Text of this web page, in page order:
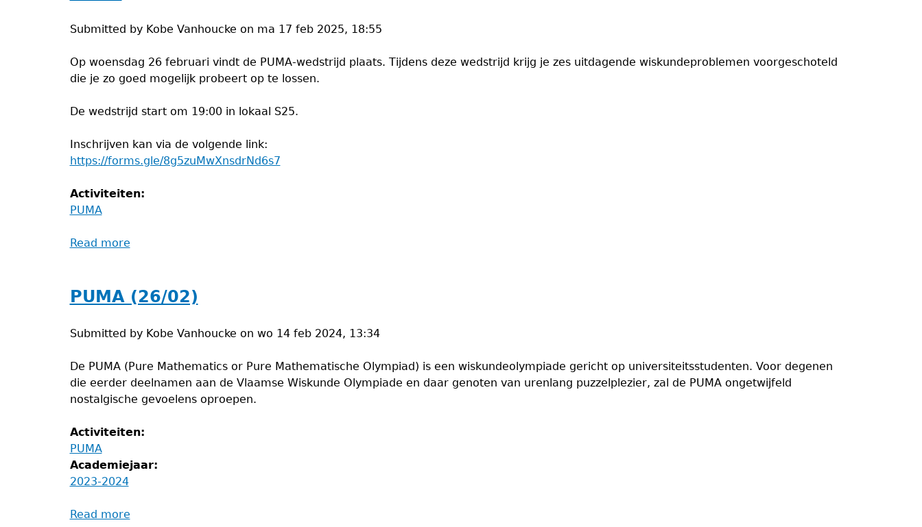
Submitted by Kobe Vanhoucke on ma 17 feb 2025, 18:55
Op woensdag 26 februari vindt de PUMA-wedstrijd plaats. Tijdens deze wedstrijd krijg je zes uitdagende wiskundeproblemen voorgeschoteld
die je zo goed mogelijk probeert op te lossen.
De wedstrijd start om 19:00 in lokaal S25.
Inschrijven kan via de volgende link:
https://forms.gle/8g5zuMwXnsdrNd6s7
Activiteiten:
PUMA
Read more
PUMA (26/02)
Submitted by Kobe Vanhoucke on wo 14 feb 2024, 13:34
De PUMA (Pure Mathematics or Pure Mathematische Olympiad) is een wiskundeolympiade gericht op universiteitsstudenten. Voor degenen
die eerder deelnamen aan de Vlaamse Wiskunde Olympiade en daar genoten van urenlang puzzelplezier, zal de PUMA ongetwijfeld
nostalgische gevoelens oproepen.
Activiteiten:
PUMA
Academiejaar:
2023-2024
Read more